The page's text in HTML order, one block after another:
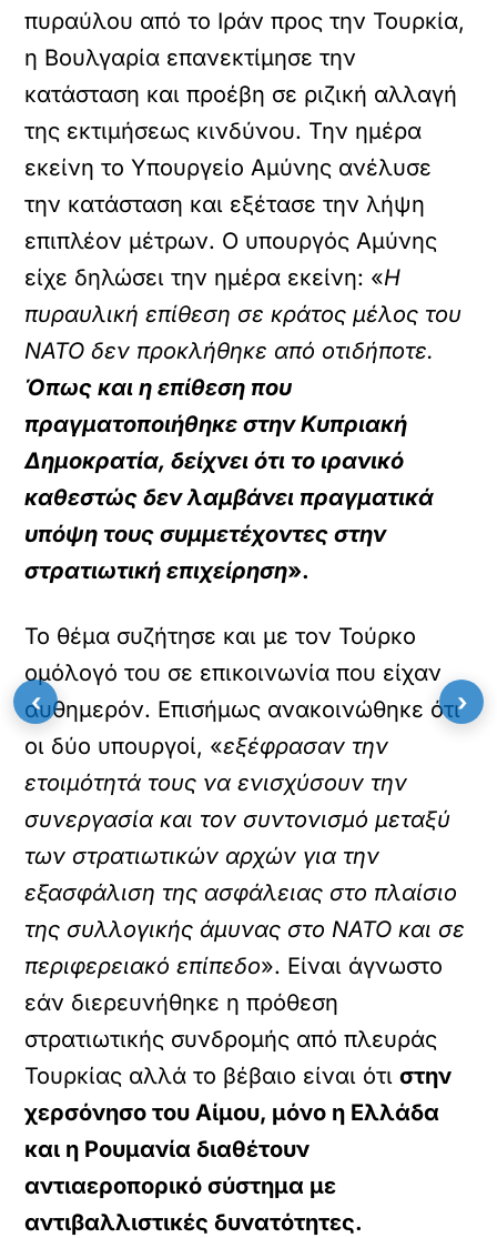
πυραύλου από το Ιράν προς την Τουρκία,
η Βουλγαρία επανεκτίμησε την
κατάσταση και προέβη σε ριζική αλλαγή
της εκτιμήσεως κινδύνου. Την ημέρα
εκείνη το Υπουργείο Αμύνης ανέλυσε
την κατάσταση και εξέτασε την λήψη
επιπλέον μέτρων. Ο υπουργός Αμύνης
είχε δηλώσει την ημέρα εκείνη: «Η
πυραυλική επίθεση σε κράτος μέλος του
ΝΑΤΟ δεν προκλήθηκε από οτιδήποτε.
Όπως και η επίθεση που
πραγματοποιήθηκε στην Κυπριακή
Δημοκρατία, δείχνει ότι το ιρανικό
καθεστώς δεν λαμβάνει πραγματικά
υπόψη τους συμμετέχοντες στην
στρατιωτική επιχείρηση».
Το θέμα συζήτησε και με τον Τούρκο
ομόλογό του σε επικοινωνία που είχαν
αυθημερόν. Επισήμως ανακοινώθηκε ότι
οι δύο υπουργοί, «εξέφρασαν την
ετοιμότητά τους να ενισχύσουν την
συνεργασία και τον συντονισμό μεταξύ
των στρατιωτικών αρχών για την
εξασφάλιση της ασφάλειας στο πλαίσιο
της συλλογικής άμυνας στο ΝΑΤΟ και σε
περιφερειακό επίπεδο». Είναι άγνωστο
εάν διερευνήθηκε η πρόθεση
στρατιωτικής συνδρομής από πλευράς
Τουρκίας αλλά το βέβαιο είναι ότιστην
χερσόνησο του Αίμου, μόνο η Ελλάδα
και η Ρουμανία διαθέτουν
αντιαεροπορικό σύστημα με
αντιβαλλιστικές δυνατότητες.
‹ ›